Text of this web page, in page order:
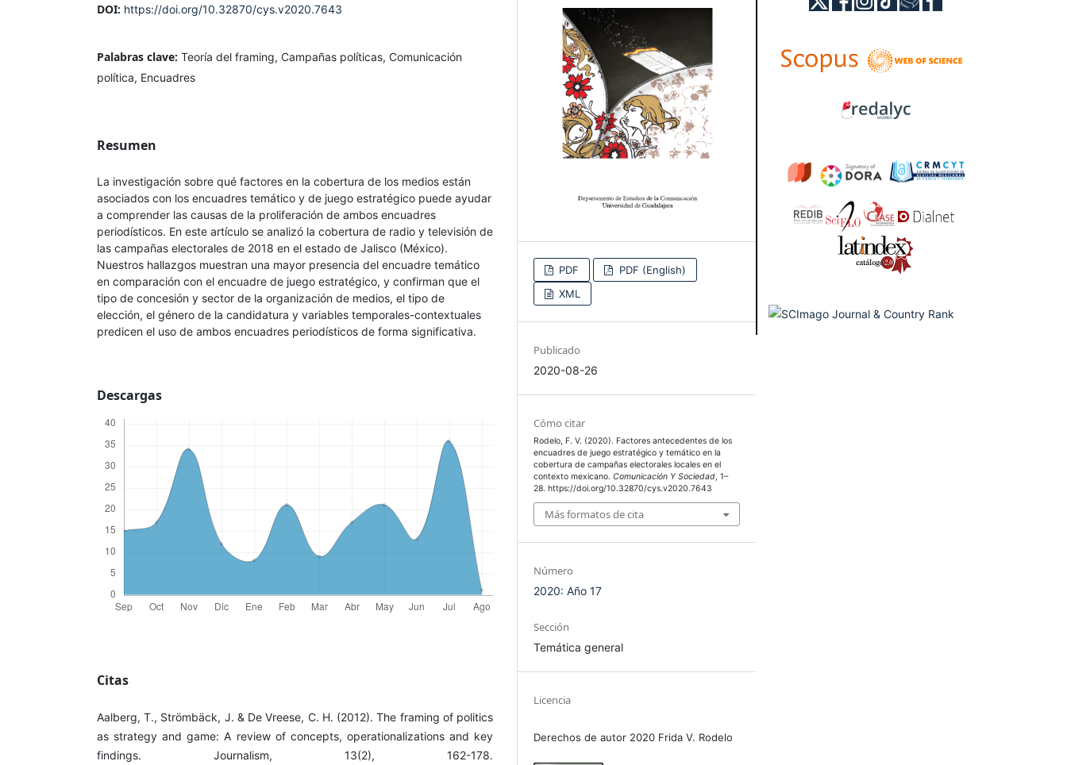
DOI: https://doi.org/10.32870/cys.v2020.7643
Palabras clave: Teoría del framing, Campañas políticas, Comunicación
política, Encuadres
Resumen
La investigación sobre qué factores en la cobertura de los medios están
asociados con los encuadres temático y de juego estratégico puede ayudar
a comprender las causas de la proliferación de ambos encuadres
periodísticos. En este artículo se analizó la cobertura de radio y televisión de
las campañas electorales de 2018 en el estado de Jalisco (México).
Nuestros hallazgos muestran una mayor presencia del encuadre temático
en comparación con el encuadre de juego estratégico, y confirman que el
tipo de concesión y sector de la organización de medios, el tipo de
elección, el género de la candidatura y variables temporales-contextuales
predicen el uso de ambos encuadres periodísticos de forma significativa.
Descargas
Citas
Aalberg, T., Strömbäck, J. & De Vreese, C. H. (2012). The framing of politics
as strategy and game: A review of concepts, operationalizations and key
findings. Journalism, 13(2), 162-178.
PDF
PDF (English)
XML
Publicado
2020-08-26
Cómo citar
Rodelo, F. V. (2020). Factores antecedentes de los
encuadres de juego estratégico y temático en la
cobertura de campañas electorales locales en el
contexto mexicano.Comunicación Y Sociedad, 1–
28. https://doi.org/10.32870/cys.v2020.7643
Más formatos de cita
Número
2020: Año 17
Sección
Temática general
Licencia
Derechos de autor 2020 Frida V. Rodelo